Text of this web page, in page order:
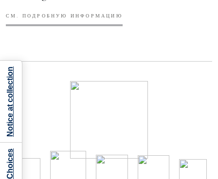
СМ. ПОДРОБНУЮ ИНФОРМАЦИЮ
Notice at collection